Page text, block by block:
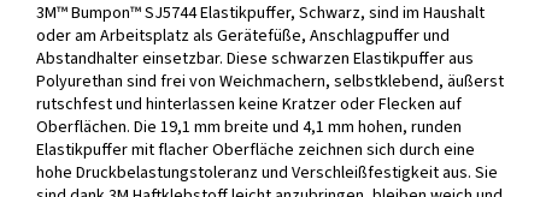
3M™ Bumpon™ SJ5744 Elastikpuffer, Schwarz, sind im Haushalt
oder am Arbeitsplatz als Gerätefüße, Anschlagpuffer und
Abstandhalter einsetzbar. Diese schwarzen Elastikpuffer aus
Polyurethan sind frei von Weichmachern, selbstklebend, äußerst
rutschfest und hinterlassen keine Kratzer oder Flecken auf
Oberflächen. Die 19,1 mm breite und 4,1 mm hohen, runden
Elastikpuffer mit flacher Oberfläche zeichnen sich durch eine
hohe Druckbelastungstoleranz und Verschleißfestigkeit aus. Sie